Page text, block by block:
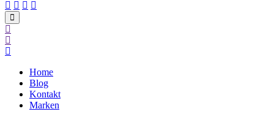
Home
Blog
Kontakt
Marken